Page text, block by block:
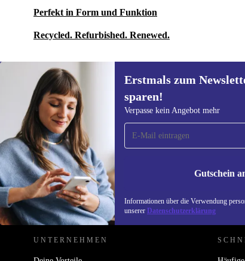
Perfekt in Form und Funktion
Recycled. Refurbished. Renewed.
Erstmals zum
sparen!
Verpasse kein Angebot mehr
Gutschein
Informationen über die Verwendung
unserer Datenschutzerklärung
Erstmals zum Newsletter
anmelden, 15 € sparen!
Verpasse kein Angebot mehr.
REFURBED ÖSTERREICH - RETHINK NEW.
UNTERNEHMEN